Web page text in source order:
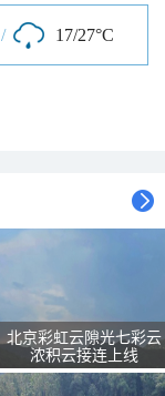
/ 17/27°C
北京彩虹云隙光七彩云
浓积云接连上线